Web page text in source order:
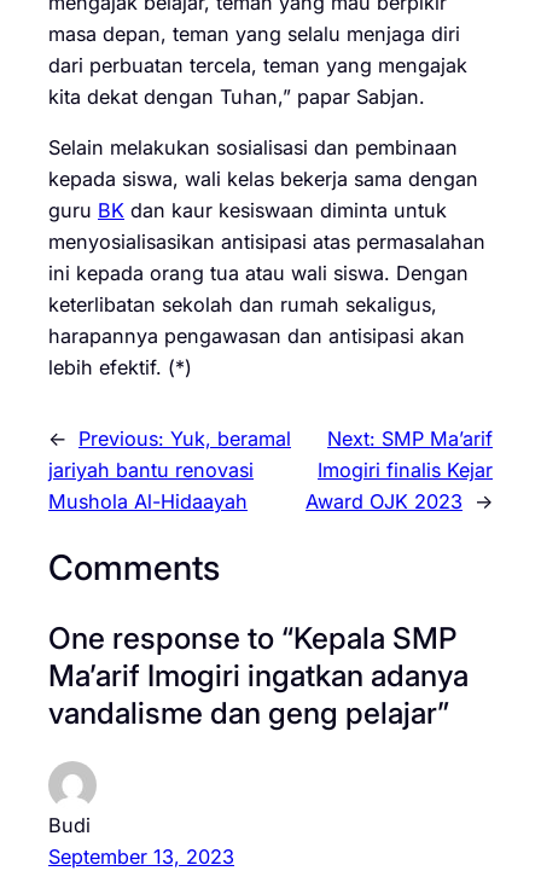
masa depan, teman yang selalu menjaga diri
dari perbuatan tercela, teman yang mengajak
kita dekat dengan Tuhan,” papar Sabjan.
Selain melakukan sosialisasi dan pembinaan
kepada siswa, wali kelas bekerja sama dengan
guru BK dan kaur kesiswaan diminta untuk
menyosialisasikan antisipasi atas permasalahan
ini kepada orang tua atau wali siswa. Dengan
keterlibatan sekolah dan rumah sekaligus,
harapannya pengawasan dan antisipasi akan
lebih efektif. (*)
← Previous: Yuk, beramal
jariyah bantu renovasi
Mushola Al-Hidaayah
Next: SMP Ma’arif
Imogiri finalis Kejar
Award OJK 2023
→
Comments
One response to “Kepala SMP
Ma’arif Imogiri ingatkan adanya
vandalisme dan geng pelajar”
Budi
September 13, 2023